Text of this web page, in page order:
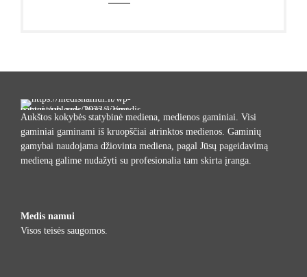
Aukštos kokybės statybinė mediena, medienos gaminiai. Visi
gaminiai gaminami iš kruopščiai atrinktos medienos. Gaminių
gamybai naudojama džiovinta mediena, pagal Jūsų pageidavimą
medieną galime nudažyti su profesionalia tam skirta įranga.
Medis namui
Visos teisės saugomos.